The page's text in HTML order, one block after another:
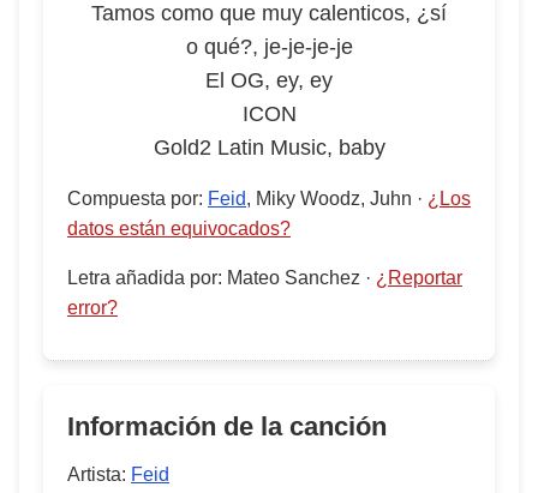
Tamos como que muy calenticos, ¿sí
o qué?, je-je-je-je
El OG, ey, ey
ICON
Gold2 Latin Music, baby
Compuesta por: Feid, Miky Woodz, Juhn · ¿Los
datos están equivocados?
Letra añadida por: Mateo Sanchez · ¿Reportar
error?
Información de la canción
Artista: Feid